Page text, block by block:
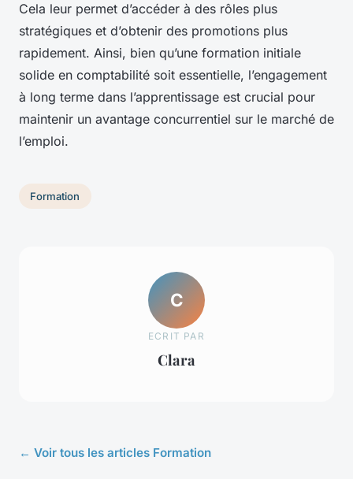
Cela leur permet d’accéder à des rôles plus
stratégiques et d’obtenir des promotions plus
rapidement. Ainsi, bien qu’une formation initiale
solide en comptabilité soit essentielle, l’engagement
à long terme dans l’apprentissage est crucial pour
maintenir un avantage concurrentiel sur le marché de
l’emploi.
Formation
C
ECRIT PAR
Clara
← Voir tous les articles Formation